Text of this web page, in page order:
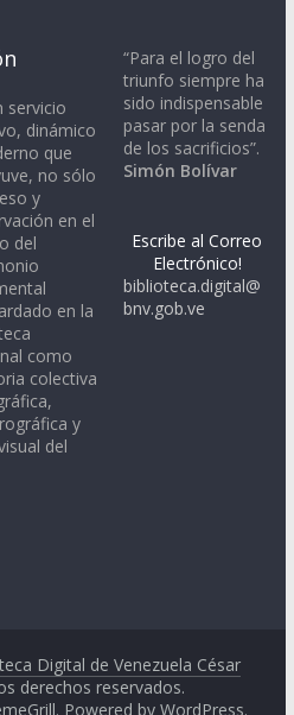
servicio
dinámico
que
no sólo
y
en el
del
en la
como
colectiva
y
del
“Para el logro del
triunfo siempre ha
sido indispensable
pasar por la senda
de los sacrificios”.
Simón Bolívar
Escribe al Correo
Electrónico!
biblioteca.digital@
bnv.gob.ve
Digital de Venezuela César
derechos reservados.
. Powered byWordPress.